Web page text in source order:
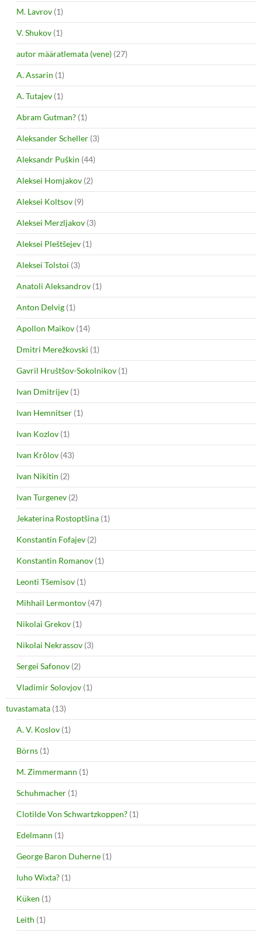
M. Lavrov (1)
V. Shukov (1)
autor määratlemata (vene) (27)
A. Assarin (1)
A. Tutajev (1)
Abram Gutman? (1)
Aleksander Scheller (3)
Aleksandr Puškin (44)
Aleksei Homjakov (2)
Aleksei Koltsov (9)
Aleksei Merzljakov (3)
Aleksei Pleštšejev (1)
Aleksei Tolstoi (3)
Anatoli Aleksandrov (1)
Anton Delvig (1)
Apollon Maikov (14)
Dmitri Merežkovski (1)
Gavril Hruštšov-Sokolnikov (1)
Ivan Dmitrijev (1)
Ivan Hemnitser (1)
Ivan Kozlov (1)
Ivan Krõlov (43)
Ivan Nikitin (2)
Ivan Turgenev (2)
Jekaterina Rostoptšina (1)
Konstantin Fofajev (2)
Konstantin Romanov (1)
Leonti Tšemisov (1)
Mihhail Lermontov (47)
Nikolai Grekov (1)
Nikolai Nekrassov (3)
Sergei Safonov (2)
Vladimir Solovjov (1)
tuvastamata (13)
A. V. Koslov (1)
Börns (1)
M. Zimmermann (1)
Schuhmacher (1)
Clotilde Von Schwartzkoppen? (1)
Edelmann (1)
George Baron Duherne (1)
Iuho Wixta? (1)
Küken (1)
Leith (1)